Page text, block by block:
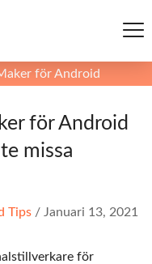
för Android
för Android
missa
Tips / Januari 13, 2021
för